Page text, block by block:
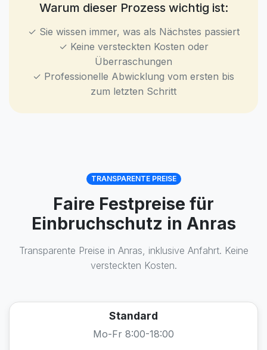
Warum dieser Prozess wichtig ist:
✓ Sie wissen immer, was als Nächstes passiert
✓ Keine versteckten Kosten oder
Überraschungen
✓ Professionelle Abwicklung vom ersten bis
zum letzten Schritt
TRANSPARENTE PREISE
Faire Festpreise für
Einbruchschutz in Anras
Transparente Preise in Anras, inklusive Anfahrt. Keine
versteckten Kosten.
Standard
Mo-Fr 8:00-18:00